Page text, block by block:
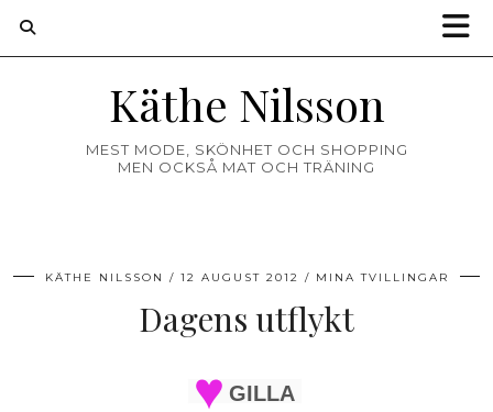
Käthe Nilsson
MEST MODE, SKÖNHET OCH SHOPPING
MEN OCKSÅ MAT OCH TRÄNING
KÄTHE NILSSON 12 AUGUST 2012 MINA TVILLINGAR
Dagens utflykt
GILLA